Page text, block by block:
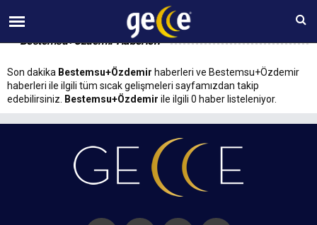
09 AĞUSTOS Pazar 06:34
Bestemsu+Özdemir Haberleri
Son dakika Bestemsu+Özdemir haberleri ve Bestemsu+Özdemir
haberleri ile ilgili tüm sıcak gelişmeleri sayfamızdan takip
edebilirsiniz.
Bestemsu+Özdemir ile ilgili 0 haber listeleniyor.